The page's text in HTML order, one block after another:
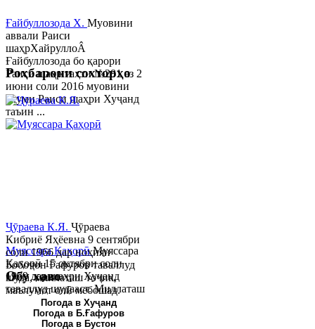
Ғайбуллозода Х. Муовини
аввали Раиси
шаҳрХайруллоÂ
Ғайбуллозода бо қарори
Раиси шаҳр таҳти №281 аз 2
июни соли 2016 муовини
якуми Раиси шаҳри Хуҷанд
таъин ...
Муяссара ҚаҳорӣМуяссара
Қаҳорӣ 15 октябри соли
1979 дар шаҳри Хуҷанд
таваллуд шудааст. Миллаташ
тоҷик. Маълумот олӣ. Соли
2002 Донишгоҳи давлатии
Роҳбарони сохторҳо
Ҷӯраева К.Я. Ҷӯраева
Кибриё Яҳёевна 9 сентябри
соли 1966 дар ноҳияи
Бобоҷон Ғафуров таваллуд
шуда, миллаташ тоҷик,
маълумот олӣ мебошад.
Соли 1997 Донишг...
Обу хаво
Погода в Хуҷанд
Погода в Б.Ғафуров
Погода в Бустон